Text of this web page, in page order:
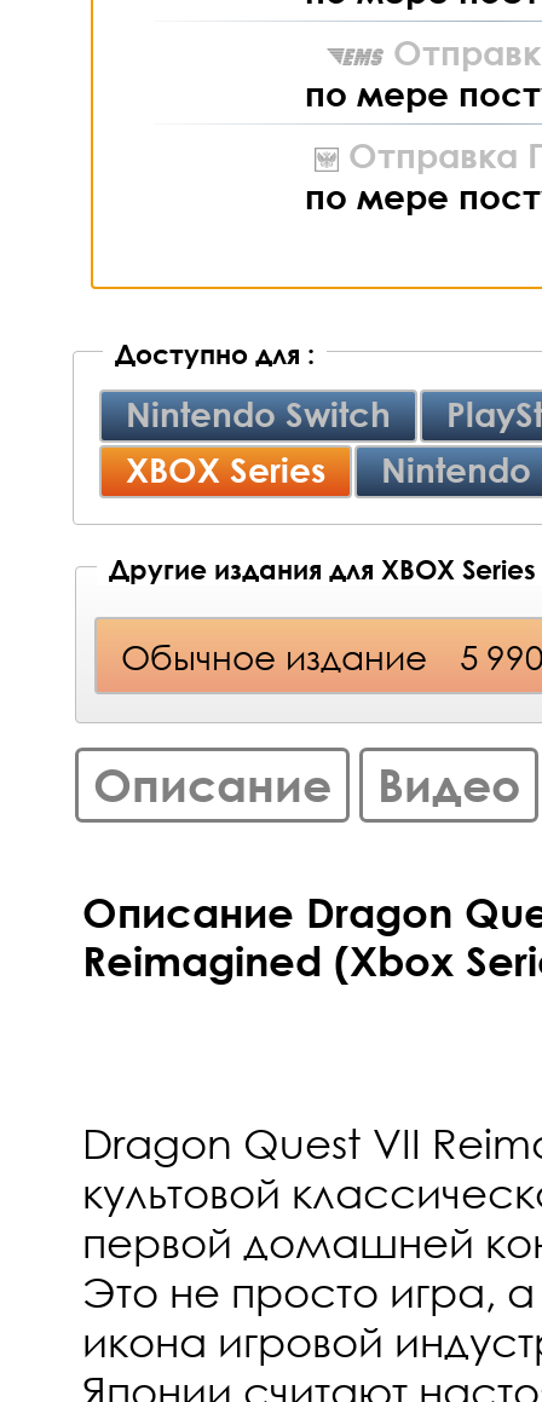
по мере
Отправка
по мере
Доступно для :
Nintendo Switch
XBOX Series
Nintendo
Другие издания для XBOX Series
Обычное издание 5
Описание Видео
Описание Dragon
Reimagined (Xbox
Dragon Quest VII
культовой
первой домашней
Это не просто игра,
икона игровой
Японии считают